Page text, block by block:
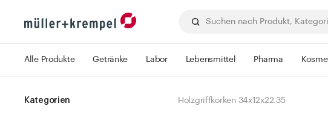
Alle Produkte Getränke Labor Lebensmittel Pharma
Kategorien Holzgriffkorken 34x12x22.35